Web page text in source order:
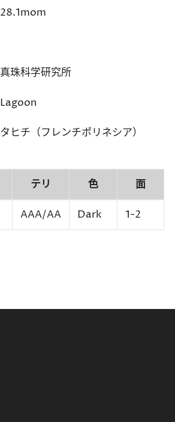
28.1mom
真珠科学研究所
Lagoon
タヒチ（フレンチポリネシア）
テリ 色 面
AAA/AA Dark 1-2